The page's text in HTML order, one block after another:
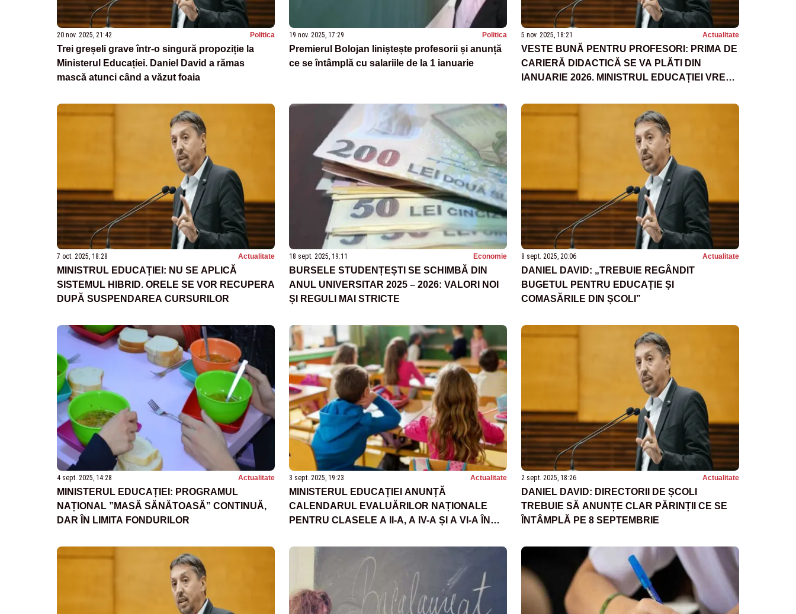
20 nov. 2025, 21:42 Politica
Trei greșeli grave într-o singură propoziție la
Ministerul Educației. Daniel David a rămas
mască atunci când a văzut foaia
19 nov. 2025, 17:29 Politica
Premierul Bolojan liniștește profesorii și anunță
ce se întâmplă cu salariile de la 1 ianuarie
5 nov. 2025, 18:21 Actualitate
VESTE BUNĂ PENTRU PROFESORI: PRIMA DE
CARIERĂ DIDACTICĂ SE VA PLĂTI DIN
IANUARIE 2026. MINISTRUL EDUCAȚIEI VREA
PENTRU BURSELE STUDENȚILOR
7 oct. 2025, 18:28 Actualitate
MINISTRUL EDUCAȚIEI: NU SE APLICĂ
SISTEMUL HIBRID. ORELE SE VOR RECUPERA
DUPĂ SUSPENDAREA CURSURILOR
18 sept. 2025, 19:11 Economie
BURSELE STUDENȚEȘTI SE SCHIMBĂ DIN
ANUL UNIVERSITAR 2025 – 2026: VALORI NOI
ȘI REGULI MAI STRICTE
8 sept. 2025, 20:06 Actualitate
DANIEL DAVID: „TREBUIE REGÂNDIT
BUGETUL PENTRU EDUCAȚIE ȘI
COMASĂRILE DIN ȘCOLI”
4 sept. 2025, 14:28 Actualitate
MINISTERUL EDUCAȚIEI: PROGRAMUL
NAȚIONAL ”MASĂ SĂNĂTOASĂ” CONTINUĂ,
DAR ÎN LIMITA FONDURILOR
3 sept. 2025, 19:23 Actualitate
MINISTERUL EDUCAȚIEI ANUNȚĂ
CALENDARUL EVALUĂRILOR NAȚIONALE
PENTRU CLASELE A II-A, A IV-A ȘI A VI-A ÎN
2 sept. 2025, 18:26 Actualitate
DANIEL DAVID: DIRECTORII DE ȘCOLI
TREBUIE SĂ ANUNȚE CLAR PĂRINȚII CE SE
ÎNTÂMPLĂ PE 8 SEPTEMBRIE